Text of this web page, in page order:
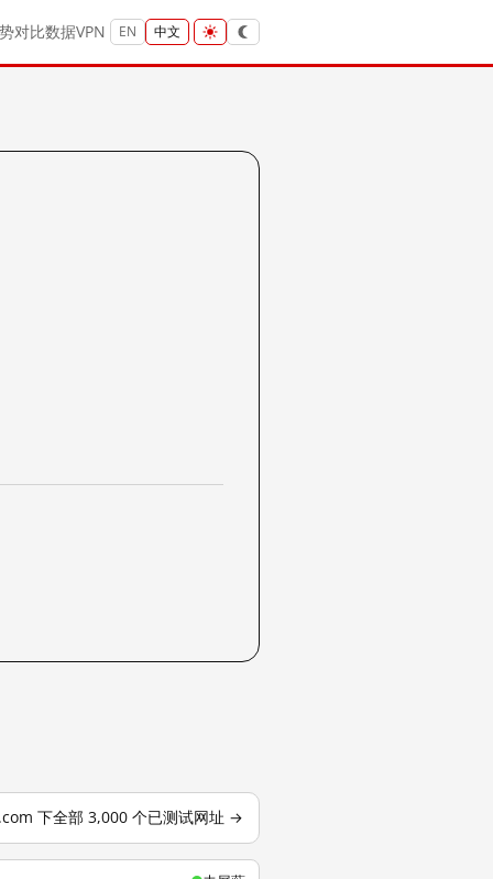
对比数据VPN EN 中文
下全部 3,000 个已测试网址 →